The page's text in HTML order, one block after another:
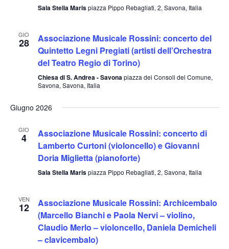
Sala Stella Marispiazza Pippo Rebagliati, 2, Savona, Italia
GIO
28
Associazione Musicale Rossini: concerto del
Quintetto Legni Pregiati (artisti dell’Orchestra
del Teatro Regio di Torino)
Chiesa di S. Andrea - Savonapiazza dei Consoli del Comune,
Savona, Savona, Italia
Giugno 2026
GIO
4
Associazione Musicale Rossini: concerto di
Lamberto Curtoni (violoncello) e Giovanni
Doria Miglietta (pianoforte)
Sala Stella Marispiazza Pippo Rebagliati, 2, Savona, Italia
VEN
12
Associazione Musicale Rossini: Archicembalo
(Marcello Bianchi e Paola Nervi – violino,
Claudio Merlo – violoncello, Daniela Demicheli
– clavicembalo)